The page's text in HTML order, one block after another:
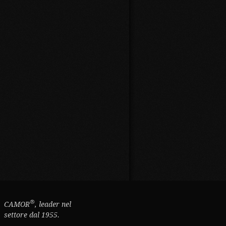
CAMOR®, leader nel
settore dal 1955.